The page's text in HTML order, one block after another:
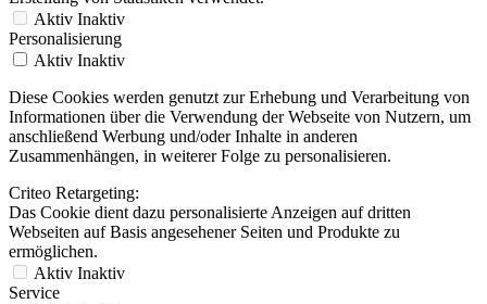
Aktiv Inaktiv
Personalisierung
Aktiv Inaktiv
Diese Cookies werden genutzt zur Erhebung und Verarbeitung von
Informationen über die Verwendung der Webseite von Nutzern, um
anschließend Werbung und/oder Inhalte in anderen
Zusammenhängen, in weiterer Folge zu personalisieren.
Criteo Retargeting:
Das Cookie dient dazu personalisierte Anzeigen auf dritten
Webseiten auf Basis angesehener Seiten und Produkte zu
ermöglichen.
Aktiv Inaktiv
Service